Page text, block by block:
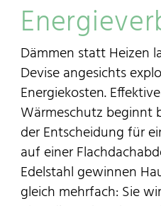
Dämmen statt Heizen
Devise angesichts
Energiekosten.
Wärmeschutz beginnt
der Entscheidung für
auf einer
Edelstahl gewinnen
gleich mehrfach: Sie